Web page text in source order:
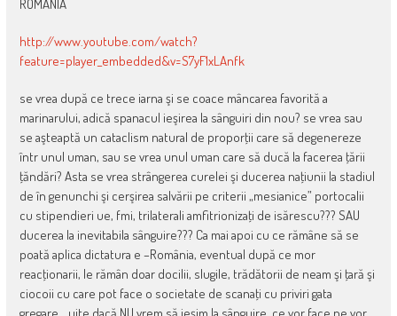
ROMÂNIA
http://www.youtube.com/watch?
feature=player_embedded&v=S7yF1xLAnfk
se vrea după ce trece iarna şi se coace mâncarea favorită a
marinarului, adică spanacul ieşirea la sânguiri din nou? se vrea sau
se aşteaptă un cataclism natural de proporţii care să degenereze
într unul uman, sau se vrea unul uman care să ducă la facerea ţării
ţăndări? Asta se vrea strângerea curelei şi ducerea naţiunii la stadiul
de în genunchi şi cerşirea salvării pe criterii „mesianice” portocalii
cu stipendieri ue, fmi, trilaterali amfitrionizaţi de isărescu??? SAU
ducerea la inevitabila sânguire??? Ca mai apoi cu ce rămâne să se
poată aplica dictatura e –România, eventual după ce mor
reacţionarii, le rămân doar docilii, slugile, trădătorii de neam şi ţară şi
ciocoii cu care pot face o societate de scanaţi cu priviri gata